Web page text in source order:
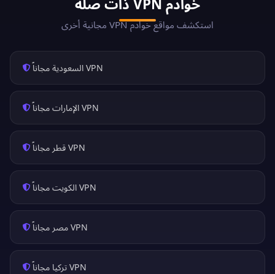
خوادم VPN ذات صلة
استكشف مواقع خوادم VPN مجانية أخرى
VPN السعودية مجاناً
VPN الإمارات مجاناً
VPN قطر مجاناً
VPN الكويت مجاناً
VPN مصر مجاناً
VPN تركيا مجاناً